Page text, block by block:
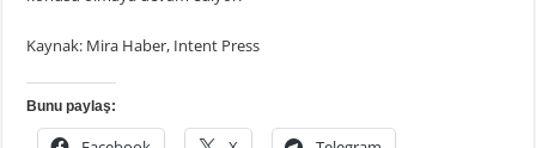
Kaynak: Mira Haber, Intent Press
Bunu paylaş: